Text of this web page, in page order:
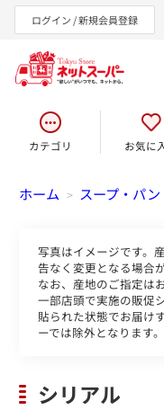
ログイン / 新規会員登録
東
カテゴリ お気に
ホーム > スープ・パ
写真はイメージです。
告なく変更となる場合
なお、産地のご指定は
一部店頭で実施の販促
貼られた状態でお届け
ーでは除外となります。
シリアル